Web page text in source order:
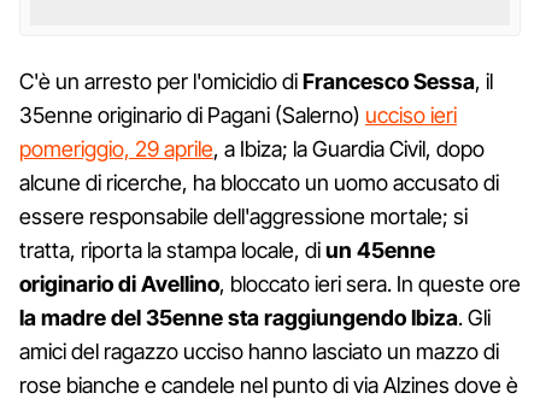
C'è un arresto per l'omicidio diFrancesco Sessa, il
35enne originario di Pagani (Salerno) ucciso ieri
pomeriggio, 29 aprile, a Ibiza; la Guardia Civil, dopo
alcune di ricerche, ha bloccato un uomo accusato di
essere responsabile dell'aggressione mortale; si
tratta, riporta la stampa locale, diun 45enne
originario di Avellino, bloccato ieri sera. In queste ore
la madre del 35enne sta raggiungendo Ibiza. Gli
amici del ragazzo ucciso hanno lasciato un mazzo di
rose bianche e candele nel punto di via Alzines dove è